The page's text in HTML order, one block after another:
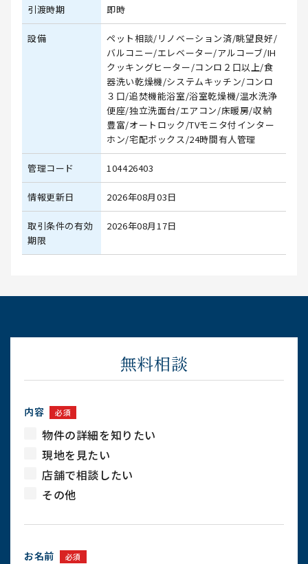
引渡時期 即時
設備
ペット相談/リノベーション済/眺望良好/
バルコニー/エレベーター/アルコーブ/IH
クッキングヒーター/コンロ２口以上/食
器洗い乾燥機/システムキッチン/コンロ
３口/追焚機能浴室/浴室乾燥機/温水洗浄
便座/独立洗面台/エアコン/床暖房/収納
豊富/オートロック/TVモニタ付インター
ホン/宅配ボックス/24時間有人管理
管理コード 104426403
情報更新日 2026年08月03日
取引条件の有効
期限
2026年08月17日
無料相談
内容 必須
物件の詳細を知りたい
現地を見たい
店舗で相談したい
その他
お名前 必須